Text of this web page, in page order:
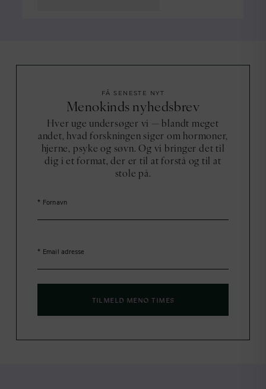
FÅ SENESTE NYT
Menokinds nyhedsbrev
Hver uge undersøger vi — blandt meget
andet, hvad forskningen siger om hormoner,
hjerne, psyke og søvn. Og vi bringer det til
dig i et format, der er til at forstå og til at
stole på.
TILMELD MENO TIMES